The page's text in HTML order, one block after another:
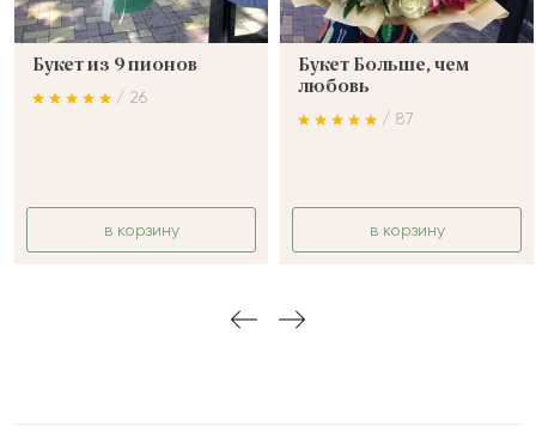
Букет из 9 пионов
/ 26
в корзину
Букет Больше, чем
любовь
/ 87
в корзину